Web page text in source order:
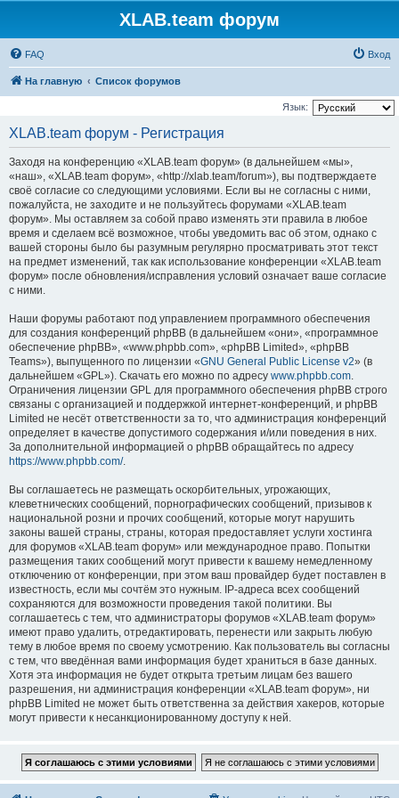
XLAB.team форум
FAQ Вход
На главную Список форумов
Язык:
XLAB.team форум - Регистрация
Заходя на конференцию «XLAB.team форум» (в дальнейшем «мы»,
«наш», «XLAB.team форум», «http://xlab.team/forum»), вы подтверждаете
своё согласие со следующими условиями. Если вы не согласны с ними,
пожалуйста, не заходите и не пользуйтесь форумами «XLAB.team
форум». Мы оставляем за собой право изменять эти правила в любое
время и сделаем всё возможное, чтобы уведомить вас об этом, однако с
вашей стороны было бы разумным регулярно просматривать этот текст
на предмет изменений, так как использование конференции «XLAB.team
форум» после обновления/исправления условий означает ваше согласие
с ними.
Наши форумы работают под управлением программного обеспечения
для создания конференций phpBB (в дальнейшем «они», «программное
обеспечение phpBB», «www.phpbb.com», «phpBB Limited», «phpBB
Teams»), выпущенного по лицензии «GNU General Public License v2» (в
дальнейшем «GPL»). Скачать его можно по адресу www.phpbb.com.
Ограничения лицензии GPL для программного обеспечения phpBB строго
связаны с организацией и поддержкой интернет-конференций, и phpBB
Limited не несёт ответственности за то, что администрация конференций
определяет в качестве допустимого содержания и/или поведения в них.
За дополнительной информацией о phpBB обращайтесь по адресу
https://www.phpbb.com/.
Вы соглашаетесь не размещать оскорбительных, угрожающих,
клеветнических сообщений, порнографических сообщений, призывов к
национальной розни и прочих сообщений, которые могут нарушить
законы вашей страны, страны, которая предоставляет услуги хостинга
для форумов «XLAB.team форум» или международное право. Попытки
размещения таких сообщений могут привести к вашему немедленному
отключению от конференции, при этом ваш провайдер будет поставлен в
известность, если мы сочтём это нужным. IP-адреса всех сообщений
сохраняются для возможности проведения такой политики. Вы
соглашаетесь с тем, что администраторы форумов «XLAB.team форум»
имеют право удалить, отредактировать, перенести или закрыть любую
тему в любое время по своему усмотрению. Как пользователь вы согласны
с тем, что введённая вами информация будет храниться в базе данных.
Хотя эта информация не будет открыта третьим лицам без вашего
разрешения, ни администрация конференции «XLAB.team форум», ни
phpBB Limited не может быть ответственна за действия хакеров, которые
могут привести к несанкционированному доступу к ней.